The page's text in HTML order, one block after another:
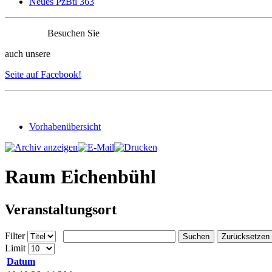
Besuchen Sie
auch unsere
Seite auf Facebook!
Vorhabenübersicht
Raum Eichenbühl
Veranstaltungsort
Filter Suchen Zurücksetzen
Limit
Datum